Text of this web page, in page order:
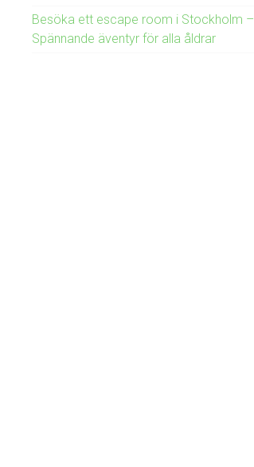
Besöka ett escape room i Stockholm –
Spännande äventyr för alla åldrar